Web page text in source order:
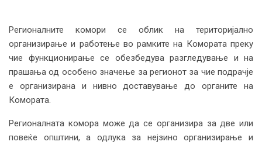
Регионалните комори се облик на територијално
организирање и работење во рамките на Комората преку
чие функционирање се обезбедува разгледување и на
прашања од особено значење за регионот за чие подрачје
е организирана и нивно доставување до органите на
Комората.
Регионалната комора може да се организира за две или
повеќе општини, а одлука за нејзино организирање и